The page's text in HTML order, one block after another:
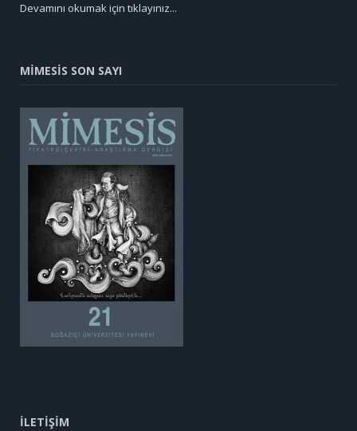
Devamını okumak için tıklayınız...
MİMESİS SON SAYI
İLETİŞİM